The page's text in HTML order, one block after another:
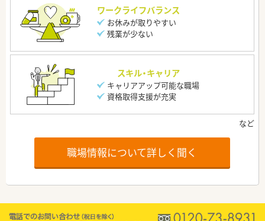
ワークライフバランス
お休みが取りやすい
残業が少ない
スキル・キャリア
キャリアアップ可能な職場
資格取得支援が充実
職場情報について詳しく聞く